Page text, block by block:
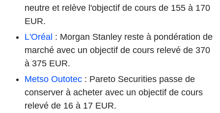
neutre et relève l'objectif de cours de 155 à 170
EUR.
L'Oréal : Morgan Stanley reste à pondération de
marché avec un objectif de cours relevé de 370
à 375 EUR.
Metso Outotec : Pareto Securities passe de
conserver à acheter avec un objectif de cours
relevé de 16 à 17 EUR.